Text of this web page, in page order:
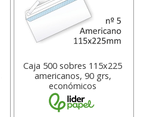
Caja 500 sobres 115x225
americanos, 90 grs,
económicos